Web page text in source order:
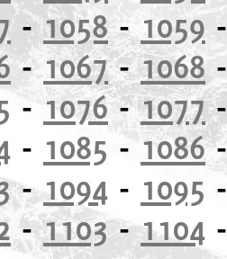
-1058- 1059
- 1067-1068
-1076-1077
- 1085 - 1086
-1094 - 1095
-1103-1104